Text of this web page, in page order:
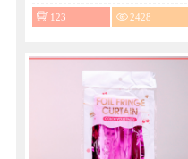
123 2428